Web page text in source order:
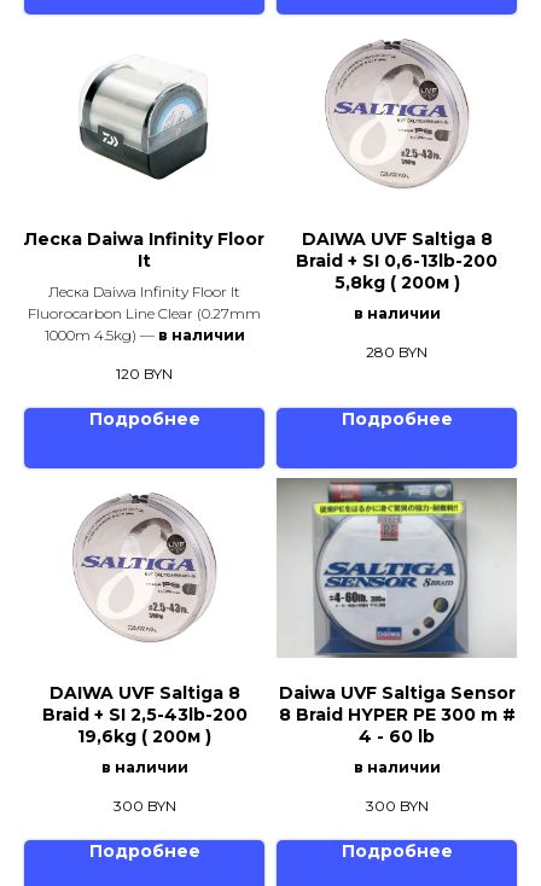
Леска Daiwa Infinity Floor
It
Леска Daiwa Infinity Floor It
Fluorocarbon Line Clear (0.27mm
1000m 4.5kg) —в наличии
120 BYN
Подробнее
DAIWA UVF Saltiga 8
Braid + SI 0,6-13lb-200
5,8kg ( 200м )
в наличии
280 BYN
Подробнее
DAIWA UVF Saltiga 8
Braid + SI 2,5-43lb-200
19,6kg ( 200м )
в наличии
300 BYN
Подробнее
Daiwa UVF Saltiga Sensor
8 Braid HYPER PE 300 m #
4 - 60 lb
в наличии
300 BYN
Подробнее